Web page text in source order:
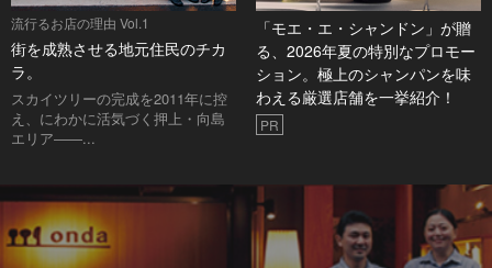
流行るお店の理由 Vol.1
街を成熟させる地元住民のチカ
ラ。
スカイツリーの完成を2011年に控
え、にわかに活気づく押上・向島
エリア――...
「モエ・エ・シャンドン」が贈
る、2026年夏の特別なプロモー
ション。極上のシャンパンを味
わえる厳選店舗を一挙紹介！
PR